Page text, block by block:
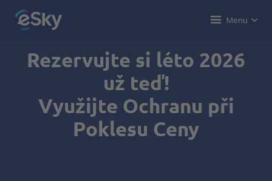
Menu
Rezervujte si léto 2026
už teď!
Využijte Ochranu při
Poklesu Ceny